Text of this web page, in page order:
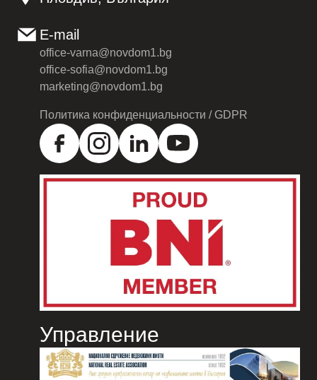
E-mail
office-varna@novdom1.bg
office-sofia@novdom1.bg
marketing@novdom1.bg
Политика конфиденциальности / GDPR
Управление